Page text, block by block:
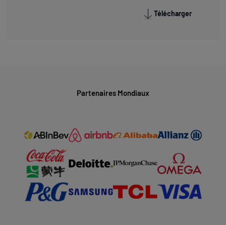
Télécharger
Partenaires Mondiaux